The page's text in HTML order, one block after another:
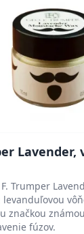
Lavender,
Trumper
značkou
fúzov.